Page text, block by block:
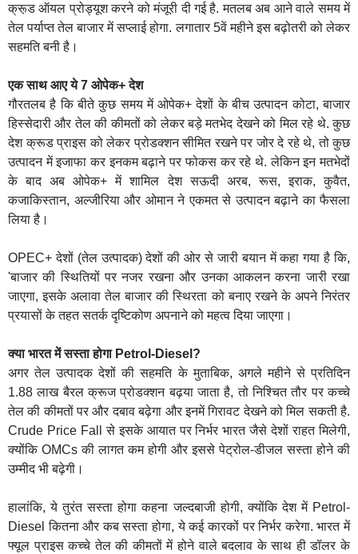
क्रू़ड ऑयल प्रोड्यूश करने को मंजूरी दी गई है. मतलब अब आने वाले समय में
तेल पर्याप्त तेल बाजार में सप्लाई होगा. लगातार 5वें महीने इस बढ़ोतरी को लेकर
सहमति बनी है।
एक साथ आए ये 7 ओपेक+ देश
गौरतलब है कि बीते कुछ समय में ओपेक+ देशों के बीच उत्पादन कोटा, बाजार
हिस्सेदारी और तेल की कीमतों को लेकर बड़े मतभेद देखने को मिल रहे थे. कुछ
देश क्रूड प्राइस को लेकर प्रोडक्शन सीमित रखने पर जोर दे रहे थे, तो कुछ
उत्पादन में इजाफा कर इनकम बढ़ाने पर फोकस कर रहे थे. लेकिन इन मतभेदों
के बाद अब ओपेक+ में शामिल देश सऊदी अरब, रूस, इराक, कुवैत,
कजाकिस्तान, अल्जीरिया और ओमान ने एकमत से उत्पादन बढ़ाने का फैसला
लिया है।
OPEC+ देशों (तेल उत्पादक) देशों की ओर से जारी बयान में कहा गया है कि,
'बाजार की स्थितियों पर नजर रखना और उनका आकलन करना जारी रखा
जाएगा, इसके अलावा तेल बाजार की स्थिरता को बनाए रखने के अपने निरंतर
प्रयासों के तहत सतर्क दृष्टिकोण अपनाने को महत्व दिया जाएगा।
क्या भारत में सस्ता होगा Petrol-Diesel?
अगर तेल उत्पादक देशों की सहमति के मुताबिक, अगले महीने से प्रतिदिन
1.88 लाख बैरल क्रूज प्रोडक्शन बढ़या जाता है, तो निश्चित तौर पर कच्चे
तेल की कीमतों पर और दबाव बढ़ेगा और इनमें गिरावट देखने को मिल सकती है.
Crude Price Fall से इसके आयात पर निर्भर भारत जैसे देशों राहत मिलेगी,
क्योंकि OMCs की लागत कम होगी और इससे पेट्रोल-डीजल सस्ता होने की
उम्मीद भी बढ़ेगी।
हालांकि, ये तुरंत सस्ता होगा कहना जल्दबाजी होगी, क्योंकि देश में Petrol-
Diesel कितना और कब सस्ता होगा, ये कई कारकों पर निर्भर करेगा. भारत में
फ्यूल प्राइस कच्चे तेल की कीमतों में होने वाले बदलाव के साथ ही डॉलर के